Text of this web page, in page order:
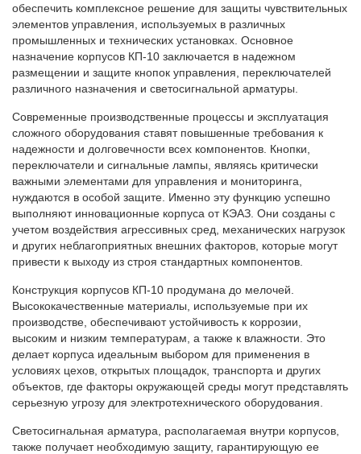
обеспечить комплексное решение для защиты чувствительных
элементов управления, используемых в различных
промышленных и технических установках. Основное
назначение корпусов КП‑10 заключается в надежном
размещении и защите кнопок управления, переключателей
различного назначения и светосигнальной арматуры.
Современные производственные процессы и эксплуатация
сложного оборудования ставят повышенные требования к
надежности и долговечности всех компонентов. Кнопки,
переключатели и сигнальные лампы, являясь критически
важными элементами для управления и мониторинга,
нуждаются в особой защите. Именно эту функцию успешно
выполняют инновационные корпуса от КЭАЗ. Они созданы с
учетом воздействия агрессивных сред, механических нагрузок
и других неблагоприятных внешних факторов, которые могут
привести к выходу из строя стандартных компонентов.
Конструкция корпусов КП‑10 продумана до мелочей.
Высококачественные материалы, используемые при их
производстве, обеспечивают устойчивость к коррозии,
высоким и низким температурам, а также к влажности. Это
делает корпуса идеальным выбором для применения в
условиях цехов, открытых площадок, транспорта и других
объектов, где факторы окружающей среды могут представлять
серьезную угрозу для электротехнического оборудования.
Светосигнальная арматура, располагаемая внутри корпусов,
также получает необходимую защиту, гарантирующую ее